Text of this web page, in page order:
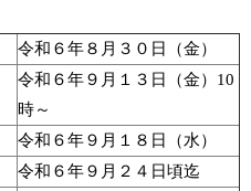
令和６年８月３０日（金）
令和６年９月１３日（金）10
時～
令和６年９月１８日（水）
令和６年９月２４日頃迄